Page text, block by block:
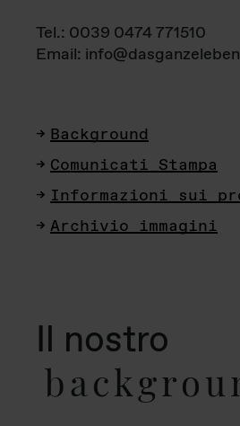
Tel.: 0039 0474 771510
Email:
Background
Comunicati Stampa
Informazioni sui
Archivio immagini
Il nostro